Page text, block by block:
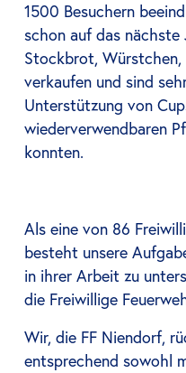
1500 Besuchern
schon auf das
Stockbrot, Würstchen,
verkaufen und sind
Unterstützung von
wiederverwendbaren
konnten.
Als eine von 86
besteht unsere
in ihrer Arbeit zu
die Freiwillige
Wir, die FF Niendorf,
entsprechend sowohl